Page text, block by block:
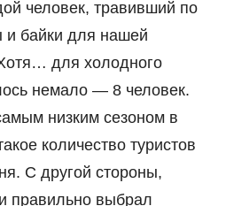
человек, травивший по
и байки для нашей
для холодного
немало — 8 человек.
низким сезоном в
количество туристов
С другой стороны,
правильно выбрал